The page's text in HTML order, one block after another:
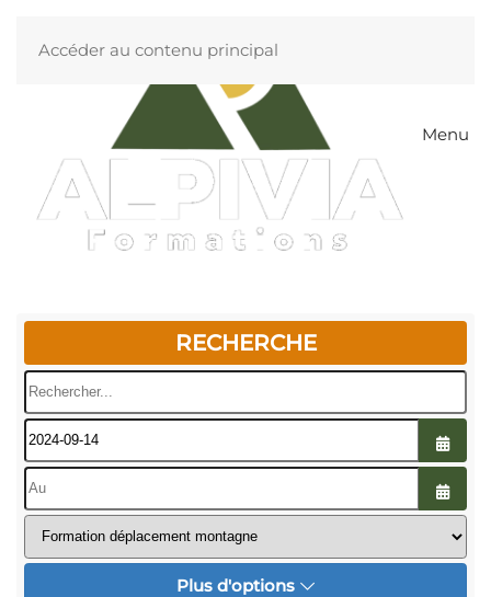
Accéder au contenu principal
Menu
RECHERCHE
Rechercher...
Plus d'options